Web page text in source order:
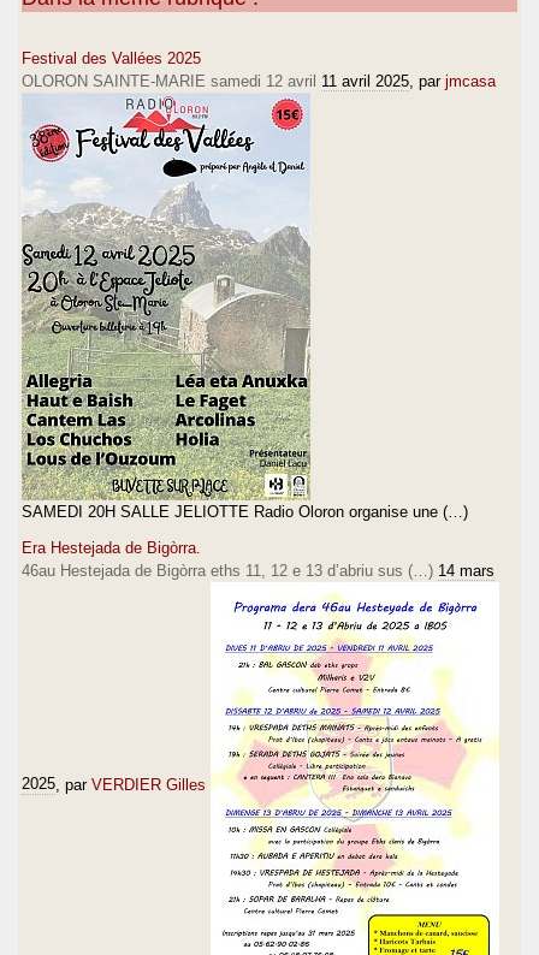
Festival des Vallées 2025
OLORON SAINTE-MARIE samedi 12 avril 11 avril 2025 , par jmcasa
SAMEDI 20H SALLE JELIOTTE Radio Oloron organise une (…)
Era Hestejada de Bigòrra.
46au Hestejada de Bigòrra eths 11, 12 e 13 d’abriu sus (…) 14 mars
2025 , par VERDIER Gilles